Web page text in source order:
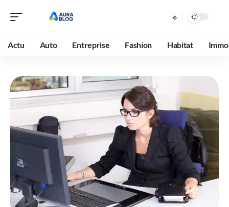
Actu Auto Entreprise Fashion Habitat